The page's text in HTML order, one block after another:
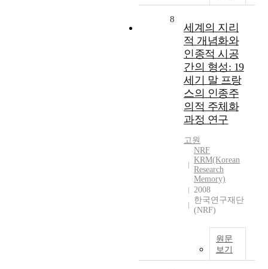
8
세계의 지리
적 개념화와
인종적 시공
간의 형성: 19
세기 말 프랑
스의 인종주
의적 주체화
과정 연구
고원
NRF
KRM(Korean
Research
Memory)
2008
한국연구재단
(NRF)
원문
보기